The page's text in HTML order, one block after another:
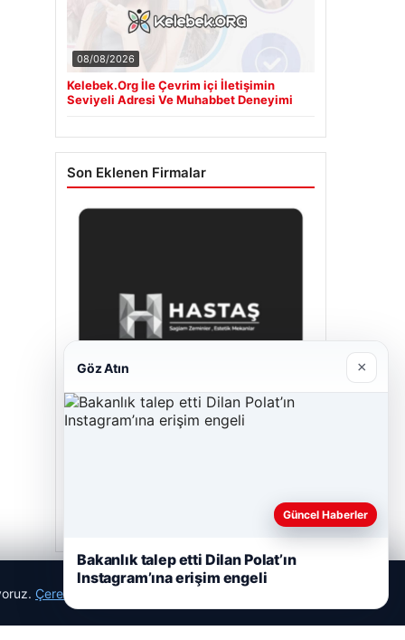
08/08/2026
Kelebek.Org İle Çevrim içi İletişimin
Seviyeli Adresi Ve Muhabbet Deneyimi
Son Eklenen Firmalar
Çerez Politikamız
Göz Atın ×
Güncel Haberler
Bakanlık talep etti Dilan Polat’ın
Instagram’ına erişim engeli